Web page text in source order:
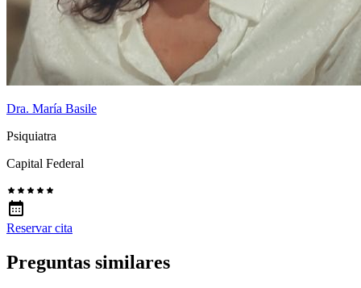
Dra. María Basile
Psiquiatra
Capital Federal
Reservar cita
Preguntas similares